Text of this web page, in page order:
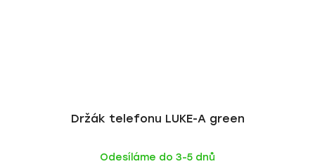
Držák telefonu LUKE-A green
Odesíláme do 3-5 dnů